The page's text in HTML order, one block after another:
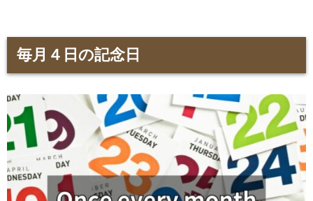
毎月４日の記念日